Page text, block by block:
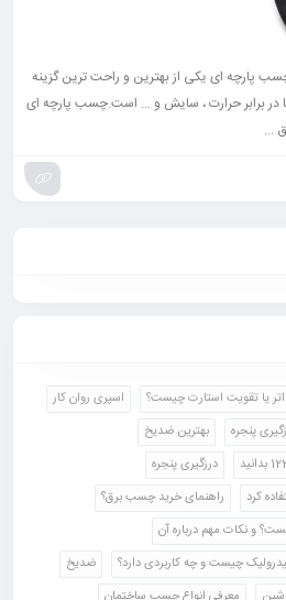
پارچه ای یکی از بهترین و راحت ترین گزینه
در برابر حرارت ، سایش و … است.چسب پارچه ای
...
یا تقویت استارت چیست؟
اسپری روان کار
پنجره
بهترین ضدیخ
درزگیری پنجره
کرد
راهنمای خرید چسب برق؟
و نکات مهم درباره آن
چیست و چه کاربردی دارد؟
ضدیخ